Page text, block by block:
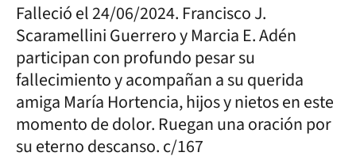
Falleció el 24/06/2024. Francisco J.
Scaramellini Guerrero y Marcia E. Adén
participan con profundo pesar su
fallecimiento y acompañan a su querida
amiga María Hortencia, hijos y nietos en este
momento de dolor. Ruegan una oración por
su eterno descanso. c/167